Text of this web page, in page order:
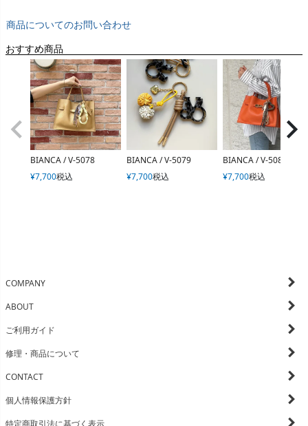
商品についてのお問い合わせ
おすすめ商品
BIANCA / V-5078
¥7,700税込
BIANCA / V-5079
¥7,700税込
BIANCA / V-5082
¥7,700税込
COMPANY
ABOUT
ご利用ガイド
修理・商品について
CONTACT
個人情報保護方針
特定商取引法に基づく表示